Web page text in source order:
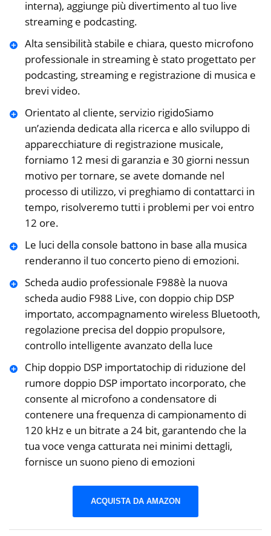
interna), aggiunge più divertimento al tuo live
streaming e podcasting.
Alta sensibilità stabile e chiara, questo microfono
professionale in streaming è stato progettato per
podcasting, streaming e registrazione di musica e
brevi video.
Orientato al cliente, servizio rigidoSiamo
un’azienda dedicata alla ricerca e allo sviluppo di
apparecchiature di registrazione musicale,
forniamo 12 mesi di garanzia e 30 giorni nessun
motivo per tornare, se avete domande nel
processo di utilizzo, vi preghiamo di contattarci in
tempo, risolveremo tutti i problemi per voi entro
12 ore.
Le luci della console battono in base alla musica
renderanno il tuo concerto pieno di emozioni.
Scheda audio professionale F988è la nuova
scheda audio F988 Live, con doppio chip DSP
importato, accompagnamento wireless Bluetooth,
regolazione precisa del doppio propulsore,
controllo intelligente avanzato della luce
Chip doppio DSP importatochip di riduzione del
rumore doppio DSP importato incorporato, che
consente al microfono a condensatore di
contenere una frequenza di campionamento di
120 kHz e un bitrate a 24 bit, garantendo che la
tua voce venga catturata nei minimi dettagli,
fornisce un suono pieno di emozioni
ACQUISTA DA AMAZON